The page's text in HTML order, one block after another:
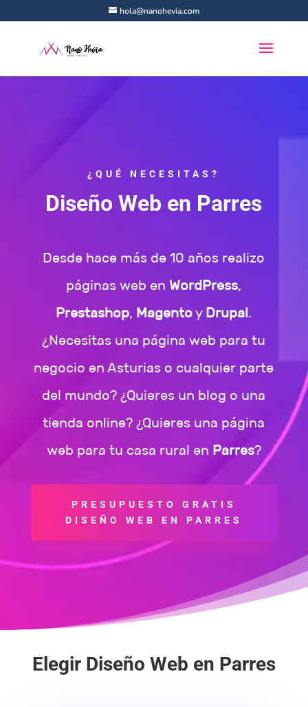
hola@nanohevia.com
¿QUÉ NECESITAS?
Diseño Web en Parres
Desde hace más de 10 años realizo
páginas web enWordPress,
Prestashop, Magentoy Drupal.
¿Necesitas una página web para tu
negocio en Asturias o cualquier parte
del mundo? ¿Quieres un blog o una
tienda online? ¿Quieres una página
web para tu casa rural en Parres?
PRESUPUESTO GRATIS
DISEÑO WEB EN PARRES
Elegir Diseño Web en Parres